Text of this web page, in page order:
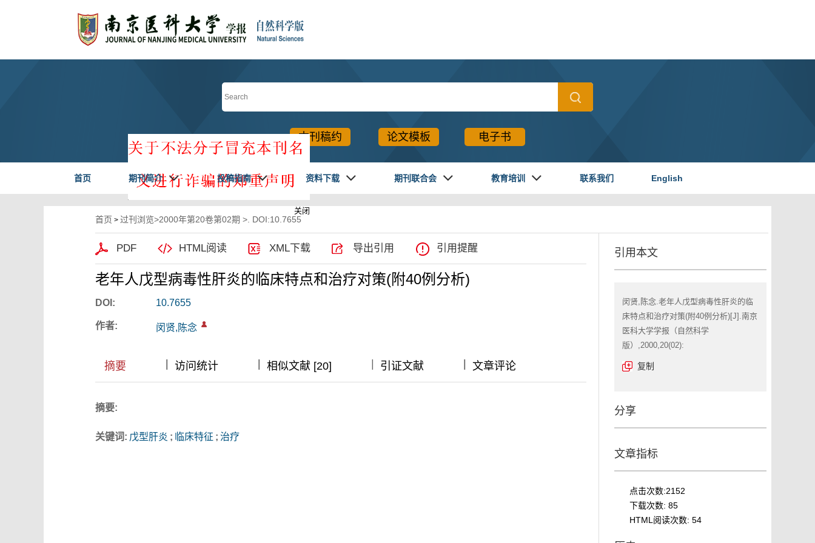
本刊稿约 论文模板 电子书
首页 期刊简介 投稿指南 资料下载 期刊联合会 教育培训 联系我们 English
首页 > 过刊浏览>2000年第20卷第02期 >. DOI:10.7655
PDF HTML阅读 XML下载 导出引用 引用提醒
老年人戊型病毒性肝炎的临床特点和治疗对策(附40例分析)
DOI: 10.7655
作者: 闵贤,陈念
摘要 || 访问统计 || 相似文献 [20] | 引证文献 || 文章评论
摘要:
关键词: 戊型肝炎 ; 临床特征 ; 治疗
引用本文
闵贤,陈念.老年人戊型病毒性肝炎的临
床特点和治疗对策(附40例分析)[J].南京
医科大学学报（自然科学
版）,2000,20(02):
复制
分享
文章指标
点击次数:2152
下载次数: 85
HTML阅读次数: 54
关闭